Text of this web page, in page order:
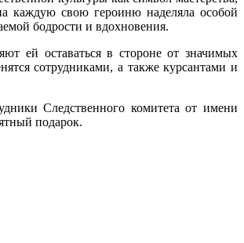
каждую свою героиню наделяла особой
бодрости и вдохновения.
ей оставаться в стороне от значимых
сотрудниками, а также курсантами и
Следственного комитета от имени
подарок.